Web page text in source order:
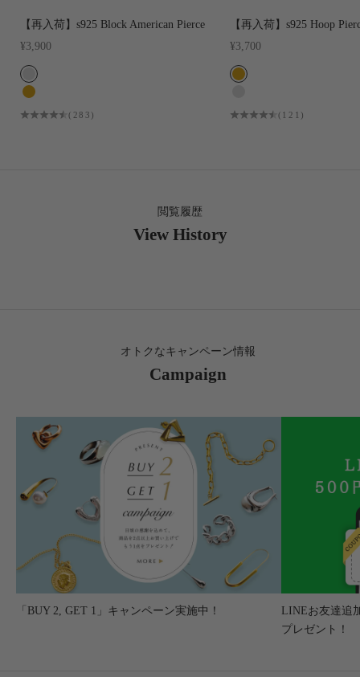
【再入荷】s925 Block American Pierce
セール価格
¥3,900
COLOR
SILVER
GOLD
(283)
【再入荷】s925 Hoop
セール価格
¥3,700
COLOR
GOLD
(121)
閲覧履歴
View History
オトクなキャンペーン情報
Campaign
「BUY 2, GET 1」キャンペーン実施中！
LINEお友達追
プレゼント！